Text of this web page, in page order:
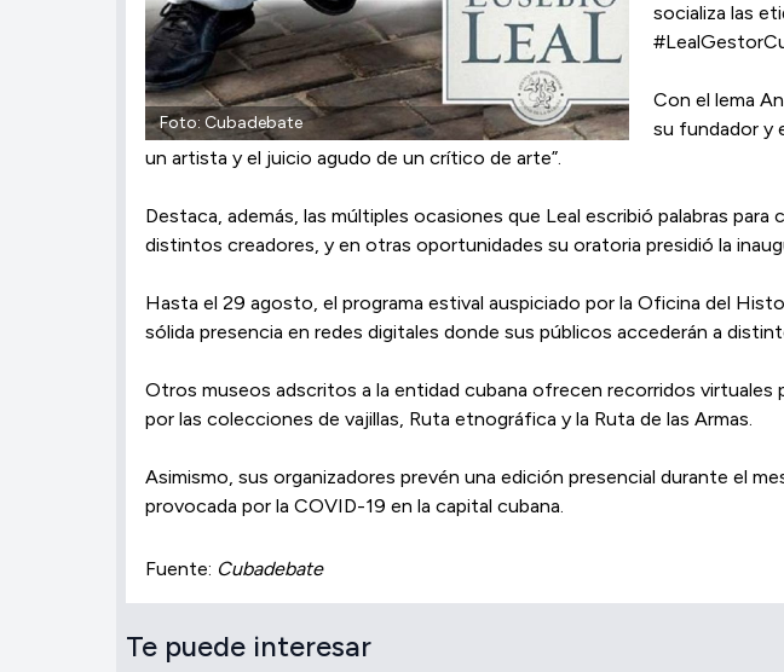
Foto: Cubadebate
socializa las
Con el lema
su fundador y
un artista y el juicio agudo de un crítico de arte”.
Destaca, además, las múltiples ocasiones que Leal escribió palabras
distintos creadores, y en otras oportunidades su oratoria presidió la
Hasta el 29 agosto, el programa estival auspiciado por la Oficina del
sólida presencia en redes digitales donde sus públicos accederán a
Otros museos adscritos a la entidad cubana ofrecen recorridos virtuales
por las colecciones de vajillas, Ruta etnográfica y la Ruta de las Armas.
Asimismo, sus organizadores prevén una edición presencial durante el
provocada por la COVID-19 en la capital cubana.
Fuente: Cubadebate
Te puede interesar